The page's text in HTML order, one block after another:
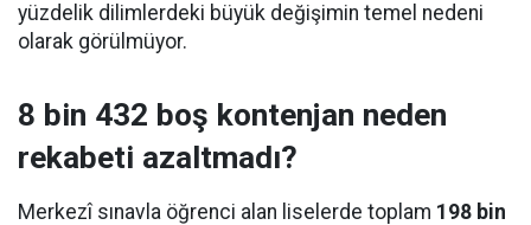
yüzdelik dilimlerdeki büyük değişimin temel nedeni
olarak görülmüyor.
8 bin 432 boş kontenjan neden
rekabeti azaltmadı?
Merkezî sınavla öğrenci alan liselerde toplam 198 bin